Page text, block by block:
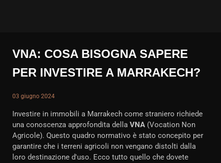
VNA: COSA BISOGNA SAPERE
PER INVESTIRE A MARRAKECH?
03 giugno 2024
Investire in immobili a Marrakech come straniero richiede
una conoscenza approfondita della VNA (Vocation Non
Agricole). Questo quadro normativo è stato concepito per
garantire che i terreni agricoli non vengano distolti dalla
loro destinazione d'uso. Ecco tutto quello che dovete